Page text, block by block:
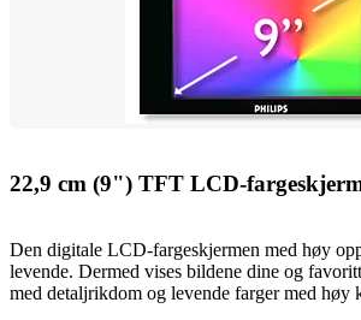
22,9 cm (9") TFT LCD-
Den digitale LCD-fargeskjermen med høy
levende. Dermed vises bildene dine og
med detaljrikdom og levende farger med høy